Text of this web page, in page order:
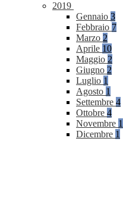
2019
Gennaio 3
Febbraio 7
Marzo 2
Aprile 10
Maggio 2
Giugno 2
Luglio 1
Agosto 1
Settembre 4
Ottobre 4
Novembre 1
Dicembre 1